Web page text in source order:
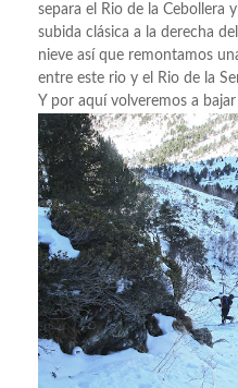
separa el Rio de la Cebollera
subida clásica a la derecha
nieve así que remontamos
entre este rio y el Rio de la
Y por aquí volveremos a